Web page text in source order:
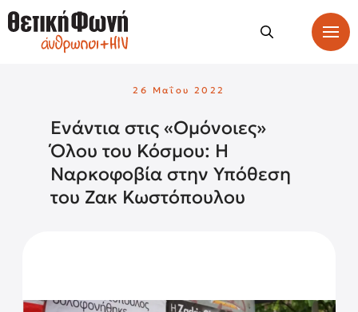
26 Μαΐου 2022
Ενάντια στις «Ομόνοιες»
Όλου του Κόσμου: Η
Ναρκοφοβία στην Υπόθεση
του Ζακ Κωστόπουλου